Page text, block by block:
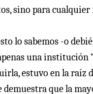
sino para
lo sabemos -o
una institución
estuvo en la raíz
demuestra que la